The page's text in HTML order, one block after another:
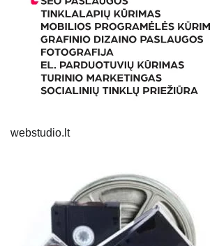
webstudio.lt